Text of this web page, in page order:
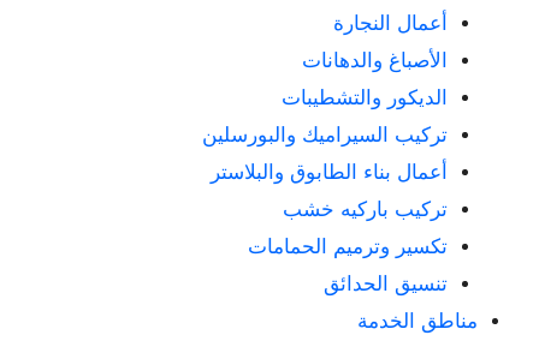
أعمال النجارة
الأصباغ والدهانات
الديكور والتشطيبات
تركيب السيراميك والبورسلين
أعمال بناء الطابوق والبلاستر
تركيب باركيه خشب
تكسير وترميم الحمامات
تنسيق الحدائق
مناطق الخدمة